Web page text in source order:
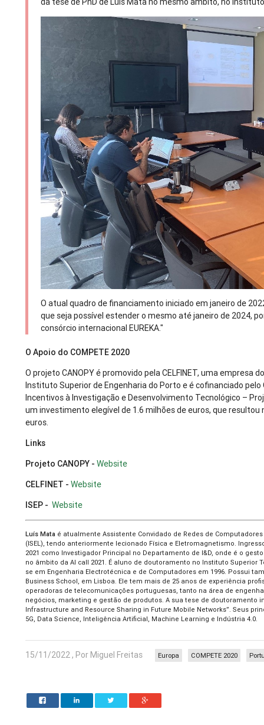
O atual quadro de financiamento iniciado em janeiro de
que seja possível estender o mesmo até janeiro de 2024,
consórcio internacional EUREKA."
O Apoio do COMPETE 2020
O projeto CANOPY é promovido pela CELFINET, uma empresa
Instituto Superior de Engenharia do Porto e é cofinanciado
Incentivos à Investigação e Desenvolvimento Tecnológico –
um investimento elegível de 1.6 milhões de euros, que resultou
euros.
Links
Projeto CANOPY -Website
CELFINET -Website
ISEP - Website
Luís Mata é atualmente Assistente Convidado de Redes de
(ISEL), tendo anteriormente lecionado Física e Eletromagnetismo.
2021 como Investigador Principal no Departamento de I&D, onde é o
no âmbito da AI call 2021. É aluno de doutoramento no Instituto Superior
se em Engenharia Electrotécnica e de Computadores em 1996. Possui
Business School, em Lisboa. Ele tem mais de 25 anos de experiência
operadoras de telecomunicações portuguesas, tanto na área de
negócios, marketing e gestão de produtos. A sua tese de doutoramento
Infrastructure and Resource Sharing in Future Mobile Networks”. Seus
5G, Data Science, Inteligência Artificial, Machine Learning e Indústria 4.0.
15/11/2022 , Por Miguel Freitas COMPETE 2020
Europa